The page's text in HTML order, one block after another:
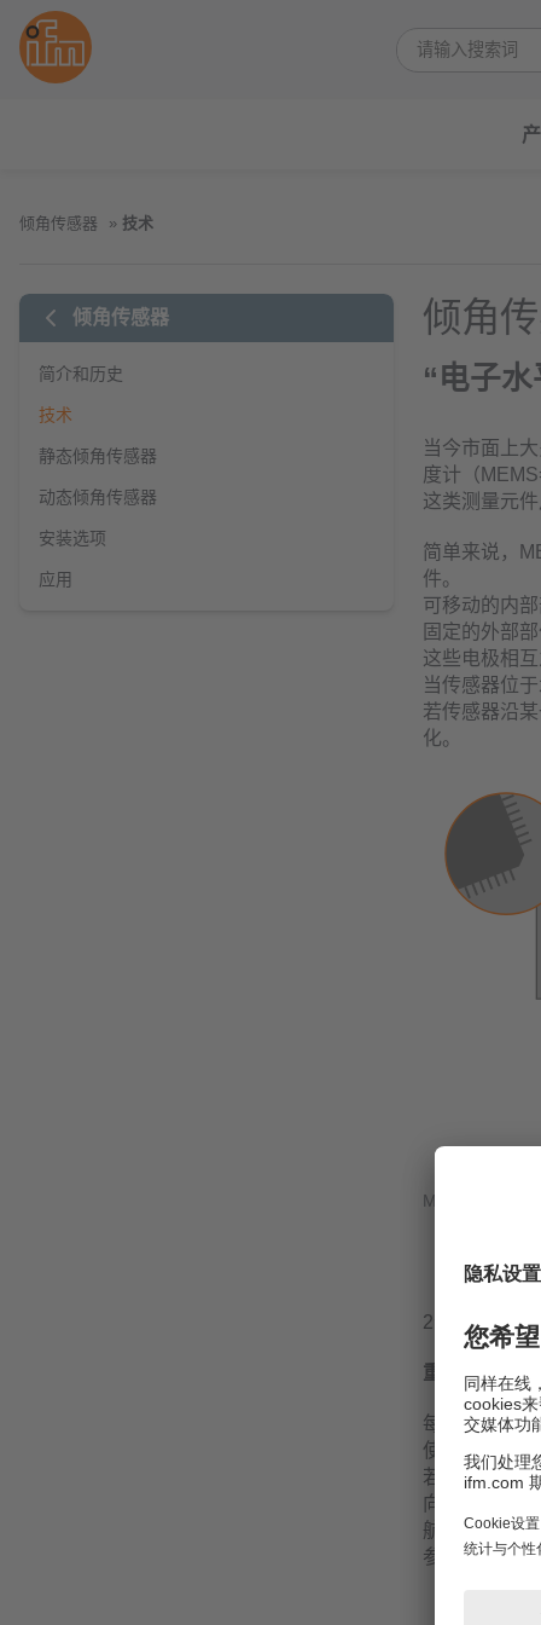
倾角传感器 技术
倾角传感器
简介和历史
技术
静态倾角传感器
动态倾角传感器
安装选项
应用
倾角
“电子水
当今市面上
度计（
这类测量元
简单来说，
件。
可移动的内
固定的外部
这些电极相
当传感器位
若传感器沿
化。
MEMS元件的
电极相
2个电极之间
重要说明！
每个倾角传
使用的基准
若传感器的
向。因此，
航角可以通
参见“动态倾